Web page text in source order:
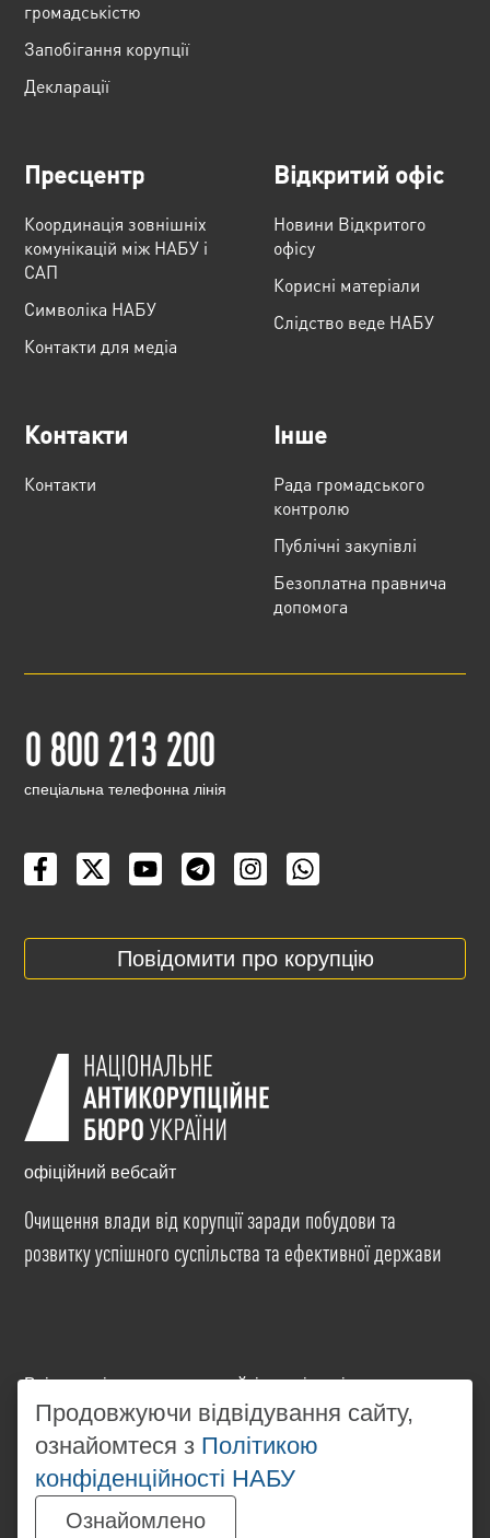
громадськістю
Запобігання корупції
Декларації
Пресцентр
Координація зовнішніх
комунікацій між НАБУ і
САП
Cимволіка НАБУ
Контакти для медіа
Відкритий офіс
Новини Відкритого
офісу
Корисні матеріали
Слідство веде НАБУ
Контакти
Контакти
Інше
Рада громадського
контролю
Публічні закупівлі
Безоплатна правнича
допомога
0 800 213 200
cпеціальна телефонна лінія
Повідомити про корупцію
офіційний вебсайт
Очищення влади від корупції заради побудови та
розвитку успішного суспільства та ефективної держави
Всі матеріали на цьому сайті розміщені на умовах
ліцензіїCreative Commons Attribution-NonCommercial-
NoDerivatives 4.0 International. Використання будь-
яких матеріалів, розміщених на сайті, дозволяється
за умови посилання наwww.nabu.gov.ua
незалежності від повного або часткового
використання матеріалів.
Продовжуючи відвідування сайту,
ознайомтеся з Політикою
конфіденційності НАБУ
Ознайомлено